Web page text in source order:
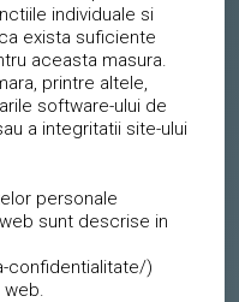
individuale si
exista suficiente
aceasta masura.
printre altele,
software-ului de
a integritatii site-ului
personale
sunt descrise in
confidentialitate/)
web.